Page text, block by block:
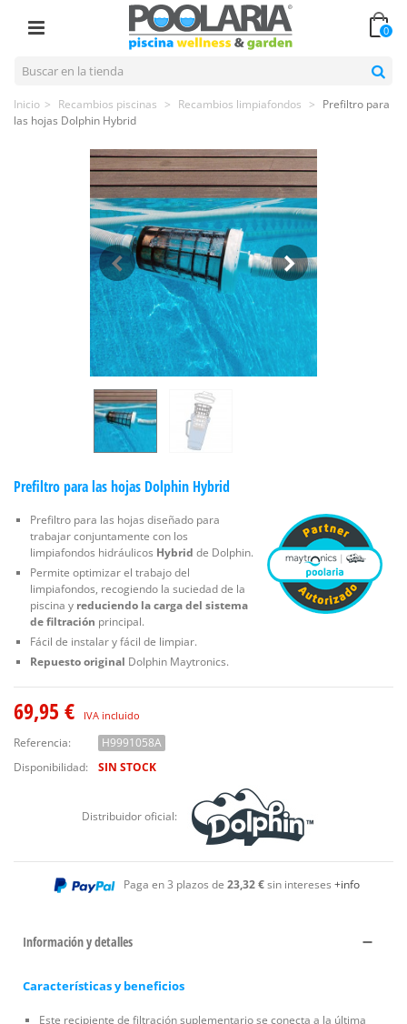
0
Inicio > Recambios piscinas > Recambios limpiafondos > Prefiltro para
las hojas Dolphin Hybrid
Prefiltro para las hojas Dolphin Hybrid
Prefiltro para las hojas diseñado para
trabajar conjuntamente con los
limpiafondos hidráulicos Hybrid de Dolphin.
Permite optimizar el trabajo del
limpiafondos, recogiendo la suciedad de la
piscina y reduciendo la carga del sistema
de filtración principal.
Fácil de instalar y fácil de limpiar.
Repuesto original Dolphin Maytronics.
69,95 € IVA incluido
Referencia:
H9991058A
Disponibilidad:
SIN STOCK
Distribuidor oficial:
Paga en 3 plazos de 23,32 €sin intereses +info
Información y detalles
Características y beneficios
Este recipiente de filtración suplementario se conecta a la última